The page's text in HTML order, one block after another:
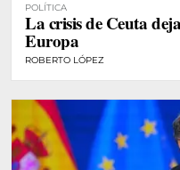
POLÍTICA
La crisis de Ceuta
Europa
ROBERTO LÓPEZ